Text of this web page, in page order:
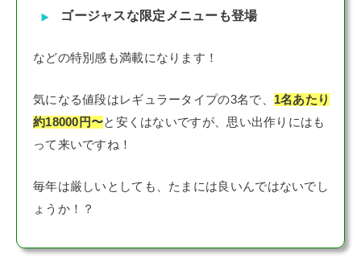
ゴージャスな限定メニューも登場
などの特別感も満載になります！
気になる値段はレギュラータイプの3名で、 1名あたり
約18000円〜と安くはないですが、思い出作りにはも
って来いですね！
毎年は厳しいとしても、たまには良いんではないでし
ょうか！？